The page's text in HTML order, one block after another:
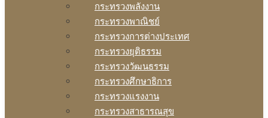
กระทรวงพลังงาน
กระทรวงพาณิชย์
กระทรวงการต่างประเทศ
กระทรวงยุติธรรม
กระทรวงวัฒนธรรม
กระทรวงศึกษาธิการ
กระทรวงแรงงาน
กระทรวงสาธารณสุข